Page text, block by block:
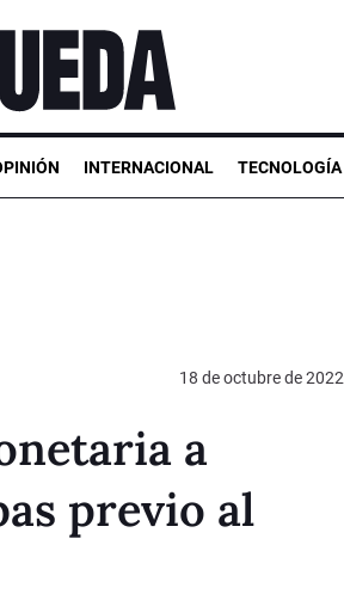
INTERNACIONAL TECNOLOGÍA
18 de octubre de 2022
a
previo al